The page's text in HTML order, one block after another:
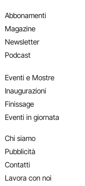
Abbonamenti
Magazine
Newsletter
Podcast
Eventi e Mostre
Inaugurazioni
Finissage
Eventi in giornata
Chi siamo
Pubblicità
Contatti
Lavora con noi